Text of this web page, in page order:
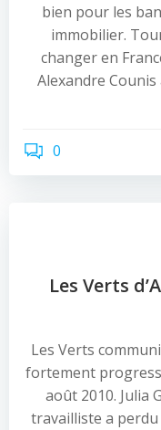
bien pour les
immobilier.
changer en
Alexandre
0
Les Verts
Les Verts
fortement
août 2010. Julia
travailliste a